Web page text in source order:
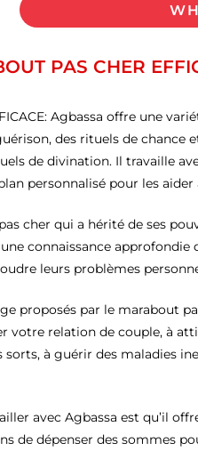
PAS CHER
Agbassa offre une
des rituels de chance
de divination. Il travaille
personnalisé pour les
cher qui a hérité de ses
connaissance
leurs problèmes
proposés par le marabout
votre relation de couple, à
à guérir des maladies
avec Agbassa est qu’il
de dépenser des sommes